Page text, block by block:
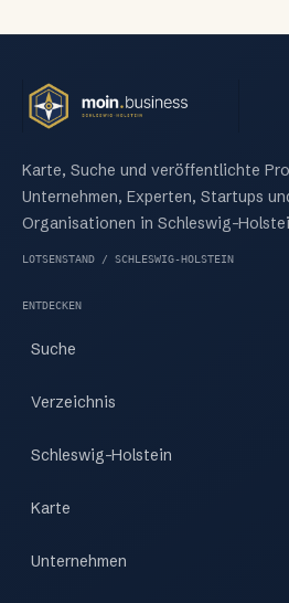
Karte, Suche und veröffentlichte
Unternehmen, Experten, Startups
Organisationen in Schleswig-
LOTSENSTAND / SCHLESWIG-HOLSTEIN
ENTDECKEN
Suche
Verzeichnis
Schleswig-Holstein
Karte
Unternehmen